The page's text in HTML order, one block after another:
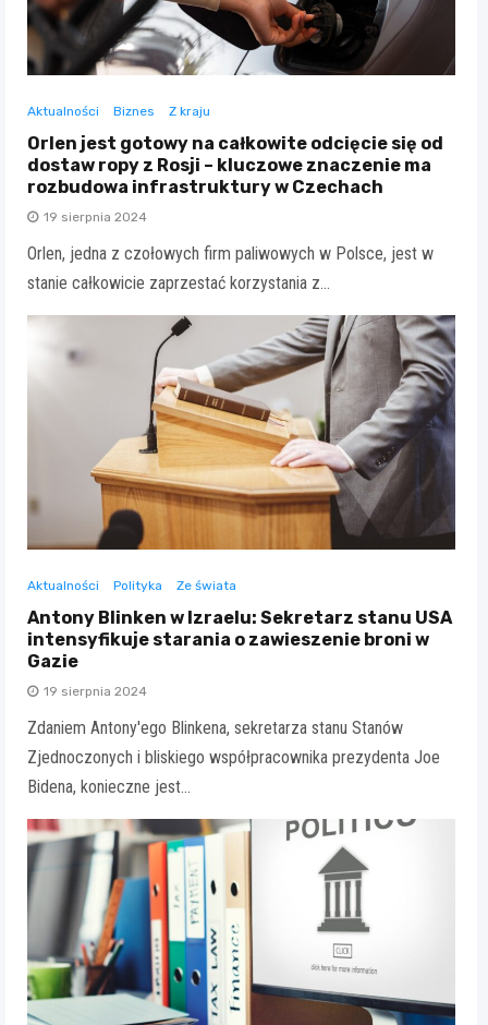
Aktualności Biznes Z kraju
Orlen jest gotowy na całkowite odcięcie się od
dostaw ropy z Rosji – kluczowe znaczenie ma
rozbudowa infrastruktury w Czechach
19 sierpnia 2024
Orlen, jedna z czołowych firm paliwowych w Polsce, jest w
stanie całkowicie zaprzestać korzystania z…
Aktualności Polityka Ze świata
Antony Blinken w Izraelu: Sekretarz stanu USA
intensyfikuje starania o zawieszenie broni w
Gazie
19 sierpnia 2024
Zdaniem Antony'ego Blinkena, sekretarza stanu Stanów
Zjednoczonych i bliskiego współpracownika prezydenta Joe
Bidena, konieczne jest…